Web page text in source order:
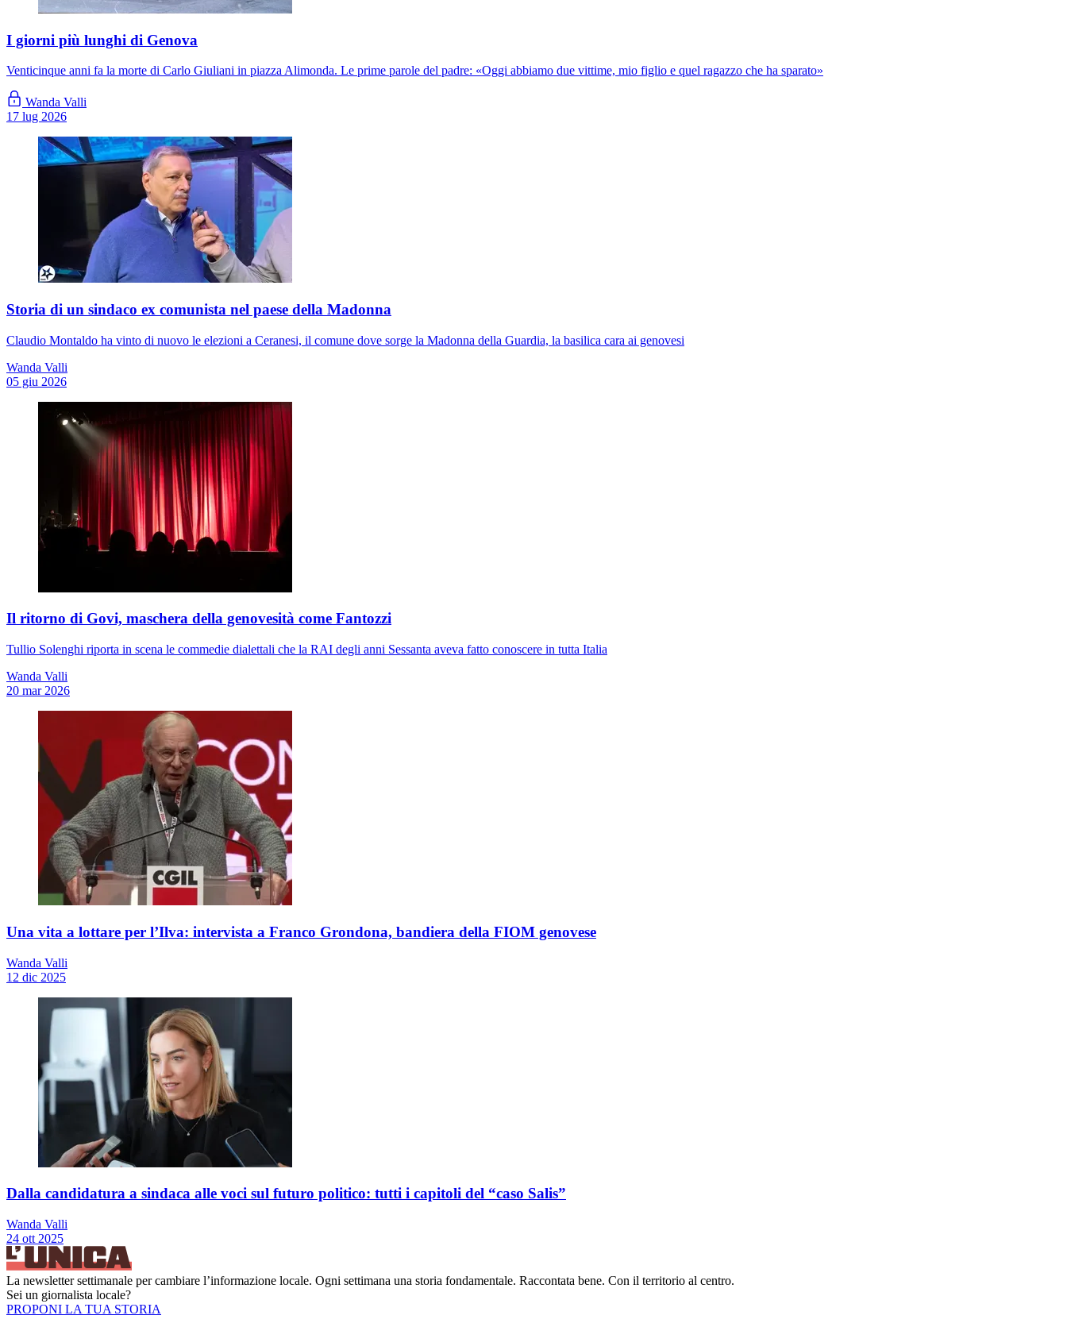
I giorni più lunghi di Genova
Venticinque anni fa la morte di Carlo Giuliani in piazza Alimonda. Le prime parole del padre: «Oggi abbiamo due vittime, mio figlio e quel ragazzo che ha sparato»
Wanda Valli
17 lug 2026
Storia di un sindaco ex comunista nel paese della Madonna
Claudio Montaldo ha vinto di nuovo le elezioni a Ceranesi, il comune dove sorge la Madonna della Guardia, la basilica cara ai genovesi
Wanda Valli
05 giu 2026
Il ritorno di Govi, maschera della genovesità come Fantozzi
Tullio Solenghi riporta in scena le commedie dialettali che la RAI degli anni Sessanta aveva fatto conoscere in tutta Italia
Wanda Valli
20 mar 2026
Una vita a lottare per l’Ilva: intervista a Franco Grondona, bandiera della FIOM genovese
Wanda Valli
12 dic 2025
Dalla candidatura a sindaca alle voci sul futuro politico: tutti i capitoli del “caso Salis”
Wanda Valli
24 ott 2025
La newsletter settimanale per cambiare l’informazione locale. Ogni settimana una storia fondamentale. Raccontata bene. Con il territorio al centro.
Sei un giornalista locale?
PROPONI LA TUA STORIA